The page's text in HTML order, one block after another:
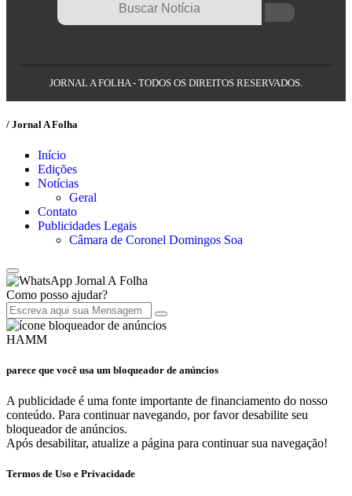
JORNAL A FOLHA - TODOS OS DIREITOS RESERVADOS.
/ Jornal A Folha
Início
Edições
Notícias
Geral
Contato
Publicidades Legais
Câmara de Coronel Domingos Soa
Jornal A Folha
Como posso ajudar?
HAMM
parece que você usa um bloqueador de anúncios
A publicidade é uma fonte importante de financiamento do nosso
conteúdo. Para continuar navegando, por favor desabilite seu
bloqueador de anúncios.
Após desabilitar, atualize a página para continuar sua navegação!
Termos de Uso e Privacidade